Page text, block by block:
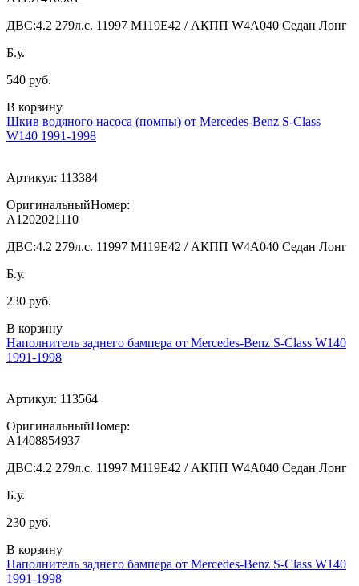
ДВС:4.2 279л.с. 11997 M119E42 / АКПП W4A040 Седан Лонг
Б.у.
540 руб.
В корзину
Шкив водяного насоса (помпы) от Mercedes-Benz S-Class
W140 1991-1998
Артикул: 113384
ОригинальныйНомер:
A1202021110
ДВС:4.2 279л.с. 11997 M119E42 / АКПП W4A040 Седан Лонг
Б.у.
230 руб.
В корзину
Наполнитель заднего бампера от Mercedes-Benz S-Class W140
1991-1998
Артикул: 113564
ОригинальныйНомер:
A1408854937
ДВС:4.2 279л.с. 11997 M119E42 / АКПП W4A040 Седан Лонг
Б.у.
230 руб.
В корзину
Наполнитель заднего бампера от Mercedes-Benz S-Class W140
1991-1998